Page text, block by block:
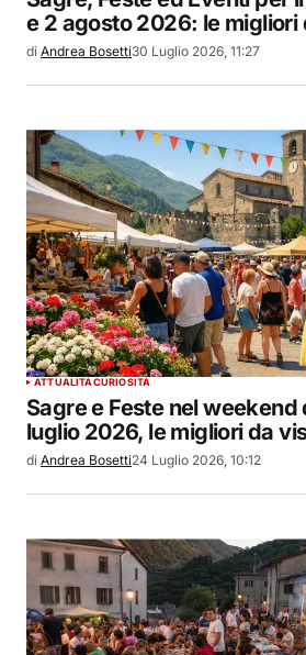
e 2 agosto 2026: le migliori
di Andrea Bosetti30 Luglio 2026, 11:27
ATTUALITÀCURIOSITÀ
Sagre e Feste nel weekend
luglio 2026, le migliori da
di Andrea Bosetti24 Luglio 2026, 10:12